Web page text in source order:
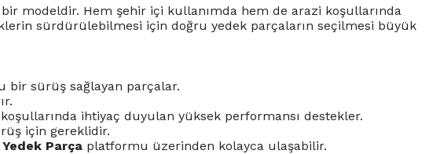
modeldir. Hem şehir içi kullanımda hem de arazi koşullarında
sürdürülebilmesi için doğru yedek parçaların seçilmesi büyük
bir sürüş sağlayan parçalar.
ihtiyaç duyulan yüksek performansı destekler.
için gereklidir.
Parça platformu üzerinden kolayca ulaşabilir.